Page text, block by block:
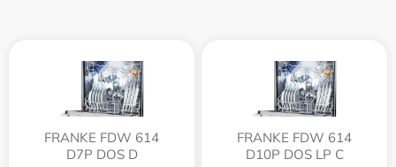
FRANKE FDW 614
D7P DOS D
FRANKE FDW 614
D10P DOS LP C